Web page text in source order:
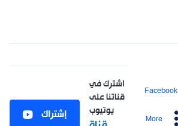
Facebook
More
اشترك في
قناتنا على
يوتيوب
إشتراك